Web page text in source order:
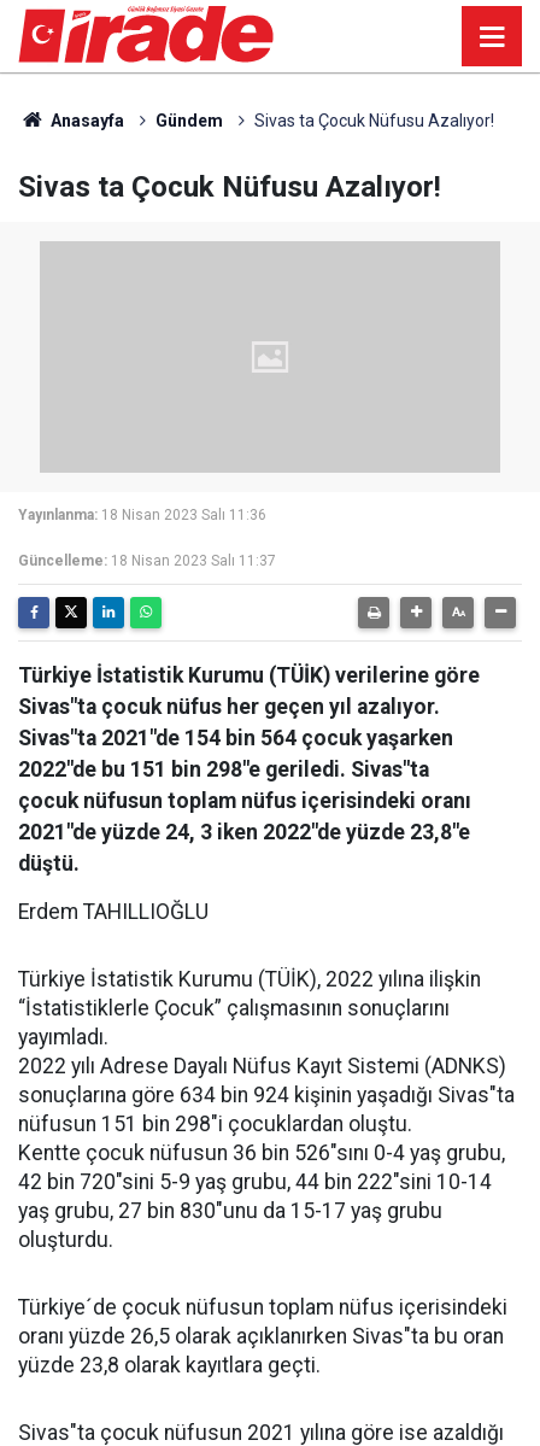
Anasayfa Gündem Sivas ta Çocuk Nüfusu Azalıyor!
Sivas ta Çocuk Nüfusu Azalıyor!
Yayınlanma: 18 Nisan 2023 Salı 11:36
Güncelleme: 18 Nisan 2023 Salı 11:37
Türkiye İstatistik Kurumu (TÜİK) verilerine göre
Sivas"ta çocuk nüfus her geçen yıl azalıyor.
Sivas"ta 2021"de 154 bin 564 çocuk yaşarken
2022"de bu 151 bin 298"e geriledi. Sivas"ta
çocuk nüfusun toplam nüfus içerisindeki oranı
2021"de yüzde 24, 3 iken 2022"de yüzde 23,8"e
düştü.
Erdem TAHILLIOĞLU
Türkiye İstatistik Kurumu (TÜİK), 2022 yılına ilişkin
“İstatistiklerle Çocuk” çalışmasının sonuçlarını
yayımladı.
2022 yılı Adrese Dayalı Nüfus Kayıt Sistemi (ADNKS)
sonuçlarına göre 634 bin 924 kişinin yaşadığı Sivas"ta
nüfusun 151 bin 298"i çocuklardan oluştu.
Kentte çocuk nüfusun 36 bin 526"sını 0-4 yaş grubu,
42 bin 720"sini 5-9 yaş grubu, 44 bin 222"sini 10-14
yaş grubu, 27 bin 830"unu da 15-17 yaş grubu
oluşturdu.
Türkiye´de çocuk nüfusun toplam nüfus içerisindeki
oranı yüzde 26,5 olarak açıklanırken Sivas"ta bu oran
yüzde 23,8 olarak kayıtlara geçti.
Sivas"ta çocuk nüfusun 2021 yılına göre ise azaldığı